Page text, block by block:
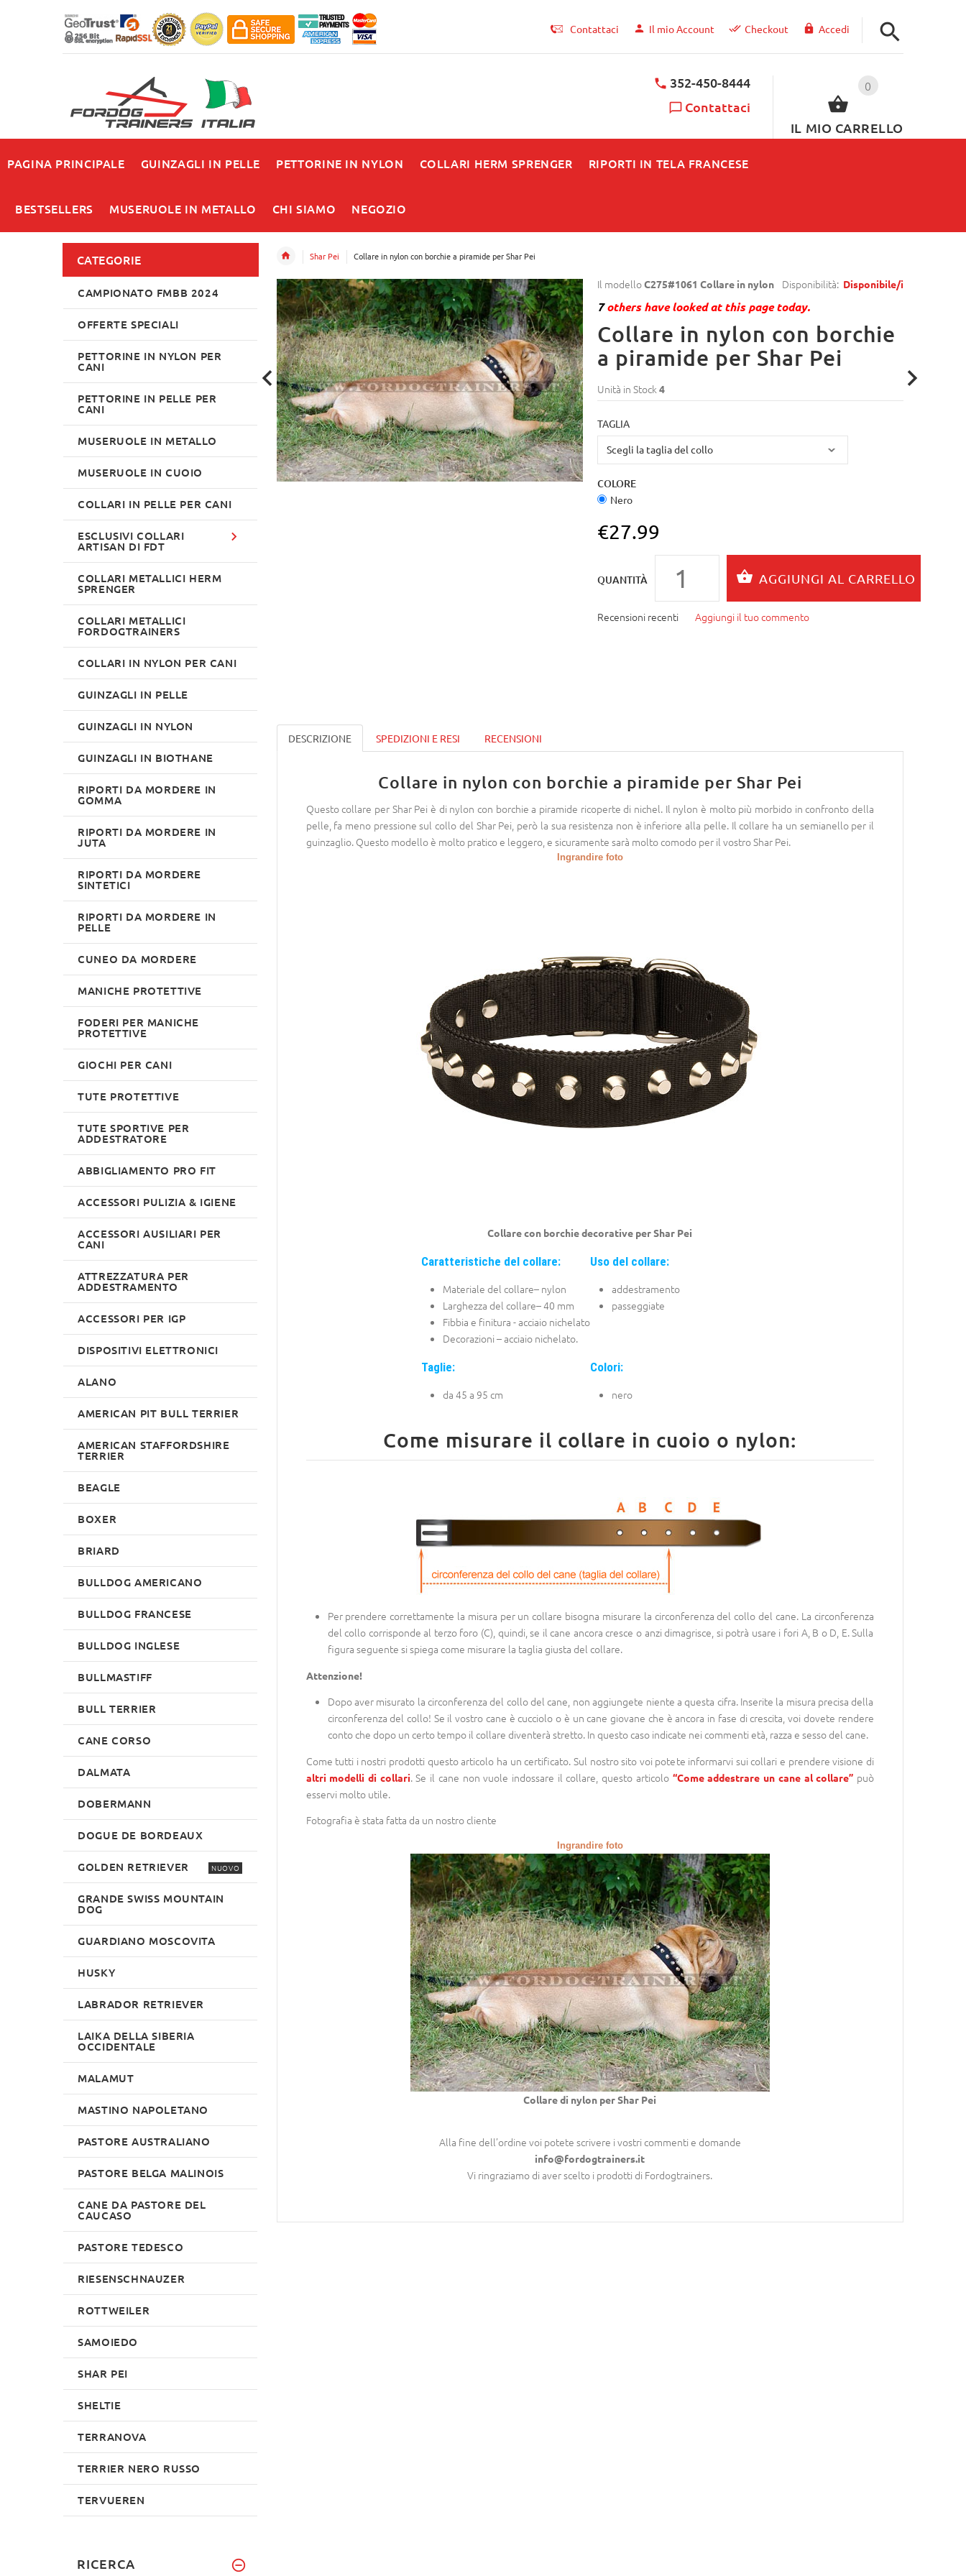
Contattaci Il mio Account Checkout Accedi
0
IL MIO CARRELLO
352-450-8444
Contattaci
PAGINA PRINCIPALE GUINZAGLI IN PELLE PETTORINE IN NYLON COLLARI HERM SPRENGER RIPORTI IN TELA FRANCESE
BESTSELLERS MUSERUOLE IN METALLO CHI SIAMO NEGOZIO
Shar Pei Collare in nylon con borchie a piramide per Shar Pei
Il modelloC275#1061 Collare in nylon Disponibilità: Disponibile/i
7others have looked at this page today.
Collare in nylon con borchie
a piramide per Shar Pei
Unità in Stock 4
TAGLIA
COLORE
Nero
€27.99
QUANTITÀ
Recensioni recenti Aggiungi il tuo commento
DESCRIZIONE SPEDIZIONI E RESI RECENSIONI
Collare in nylon con borchie a piramide per Shar Pei
Questo collare per Shar Pei è di nylon con borchie a piramide ricoperte di nichel. Il nylon è molto più morbido in confronto della
pelle, fa meno pressione sul collo del Shar Pei, però la sua resistenza non è inferiore alla pelle. Il collare ha un semianello per il
guinzaglio. Questo modello è molto pratico e leggero, e sicuramente sarà molto comodo per il vostro Shar Pei.
Ingrandire foto
Collare con borchie decorative per Shar Pei
Caratteristiche del collare:
Materiale del collare– nylon
Larghezza del collare– 40 mm
Fibbia e finitura - acciaio nichelato
Decorazioni – acciaio nichelato.
Uso del collare:
addestramento
passeggiate
Taglie:
da 45 a 95 cm
Colori:
nero
Come misurare il collare in cuoio o nylon:
Per prendere correttamente la misura per un collare bisogna misurare la circonferenza del collo del cane. La circonferenza
del collo corrisponde al terzo foro (C), quindi, se il cane ancora cresce o anzi dimagrisce, si potrà usare i fori A, B o D, E. Sulla
figura seguente si spiega come misurare la taglia giusta del collare.
Attenzione!
Dopo aver misurato la circonferenza del collo del cane, non aggiungete niente a questa cifra. Inserite la misura precisa della
circonferenza del collo! Se il vostro cane è cucciolo o è un cane giovane che è ancora in fase di crescita, voi dovete rendere
conto che dopo un certo tempo il collare diventerà stretto. In questo caso indicate nei commenti età, razza e sesso del cane.
Come tutti i nostri prodotti questo articolo ha un certificato. Sul nostro sito voi potete informarvi sui collari e prendere visione di
altri modelli di collari. Se il cane non vuole indossare il collare, questo articolo “Come addestrare un cane al collare” può
esservi molto utile.
Fotografia è stata fatta da un nostro cliente
Ingrandire foto
Collare di nylon per Shar Pei
Alla fine dell’ordine voi potete scrivere i vostri commenti e domande
info@fordogtrainers.it
Vi ringraziamo di aver scelto i prodotti di Fordogtrainers.
CATEGORIE
CAMPIONATO FMBB 2024
OFFERTE SPECIALI
PETTORINE IN NYLON PER
CANI
PETTORINE IN PELLE PER
CANI
MUSERUOLE IN METALLO
MUSERUOLE IN CUOIO
COLLARI IN PELLE PER CANI
ESCLUSIVI COLLARI
ARTISAN DI FDT
COLLARI METALLICI HERM
SPRENGER
COLLARI METALLICI
FORDOGTRAINERS
COLLARI IN NYLON PER CANI
GUINZAGLI IN PELLE
GUINZAGLI IN NYLON
GUINZAGLI IN BIOTHANE
RIPORTI DA MORDERE IN
GOMMA
RIPORTI DA MORDERE IN
JUTA
RIPORTI DA MORDERE
SINTETICI
RIPORTI DA MORDERE IN
PELLE
CUNEO DA MORDERE
MANICHE PROTETTIVE
FODERI PER MANICHE
PROTETTIVE
GIOCHI PER CANI
TUTE PROTETTIVE
TUTE SPORTIVE PER
ADDESTRATORE
ABBIGLIAMENTO PRO FIT
ACCESSORI PULIZIA & IGIENE
ACCESSORI AUSILIARI PER
CANI
ATTREZZATURA PER
ADDESTRAMENTO
ACCESSORI PER IGP
DISPOSITIVI ELETTRONICI
ALANO
AMERICAN PIT BULL TERRIER
AMERICAN STAFFORDSHIRE
TERRIER
BEAGLE
BOXER
BRIARD
BULLDOG AMERICANO
BULLDOG FRANCESE
BULLDOG INGLESE
BULLMASTIFF
BULL TERRIER
CANE CORSO
DALMATA
DOBERMANN
DOGUE DE BORDEAUX
GOLDEN RETRIEVER NUOVO
GRANDE SWISS MOUNTAIN
DOG
GUARDIANO MOSCOVITA
HUSKY
LABRADOR RETRIEVER
LAIKA DELLA SIBERIA
OCCIDENTALE
MALAMUT
MASTINO NAPOLETANO
PASTORE AUSTRALIANO
PASTORE BELGA MALINOIS
CANE DA PASTORE DEL
CAUCASO
PASTORE TEDESCO
RIESENSCHNAUZER
ROTTWEILER
SAMOIEDO
SHAR PEI
SHELTIE
TERRANOVA
TERRIER NERO RUSSO
TERVUEREN
RICERCA